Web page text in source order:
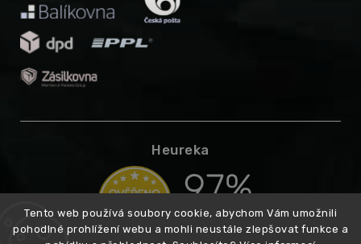
Tento web používá soubory cookie, abychom Vám umožnili
pohodlné prohlížení webu a mohli neustále zlepšovat funkce a
Heureka